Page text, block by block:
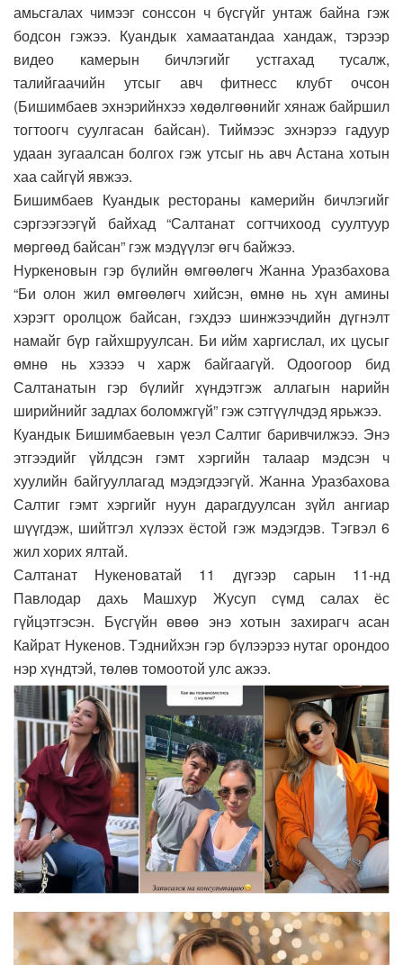
амьсгалах чимээг сонссон ч бүсгүйг унтаж байна гэж
бодсон гэжээ. Куандык хамаатандаа хандаж, тэрээр
видео камерын бичлэгийг устгахад тусалж,
талийгаачийн утсыг авч фитнесс клубт очсон
(Бишимбаев эхнэрийнхээ хөдөлгөөнийг хянаж байршил
тогтоогч суулгасан байсан). Тиймээс эхнэрээ гадуур
удаан зугаалсан болгох гэж утсыг нь авч Астана хотын
хаа сайгүй явжээ.
Бишимбаев Куандык рестораны камерийн бичлэгийг
сэргээгээгүй байхад “Салтанат согтчихоод суултуур
мөргөөд байсан” гэж мэдүүлэг өгч байжээ.
Нуркеновын гэр бүлийн өмгөөлөгч Жанна Уразбахова
“Би олон жил өмгөөлөгч хийсэн, өмнө нь хүн амины
хэрэгт оролцож байсан, гэхдээ шинжээчдийн дүгнэлт
намайг бүр гайхшруулсан. Би ийм харгислал, их цусыг
өмнө нь хэзээ ч харж байгаагүй. Одоогоор бид
Салтанатын гэр бүлийг хүндэтгэж аллагын нарийн
ширийнийг задлах боломжгүй” гэж сэтгүүлчдэд ярьжээ.
Куандык Бишимбаевын үеэл Салтиг баривчилжээ. Энэ
этгээдийг үйлдсэн гэмт хэргийн талаар мэдсэн ч
хуулийн байгууллагад мэдэгдээгүй. Жанна Уразбахова
Салтиг гэмт хэргийг нуун дарагдуулсан зүйл ангиар
шүүгдэж, шийтгэл хүлээх ёстой гэж мэдэгдэв. Тэгвэл 6
жил хорих ялтай.
Салтанат Нукеноватай 11 дүгээр сарын 11-нд
Павлодар дахь Машхур Жусуп сүмд салах ёс
гүйцэтгэсэн. Бүсгүйн өвөө энэ хотын захирагч асан
Кайрат Нукенов. Тэднийхэн гэр бүлээрээ нутаг орондоо
нэр хүндтэй, төлөв томоотой улс ажээ.